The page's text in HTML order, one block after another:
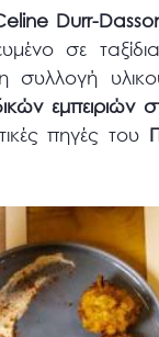
Durr-
σε
εμπειριών
πηγές του